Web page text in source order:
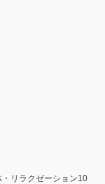
・リラクゼーション10